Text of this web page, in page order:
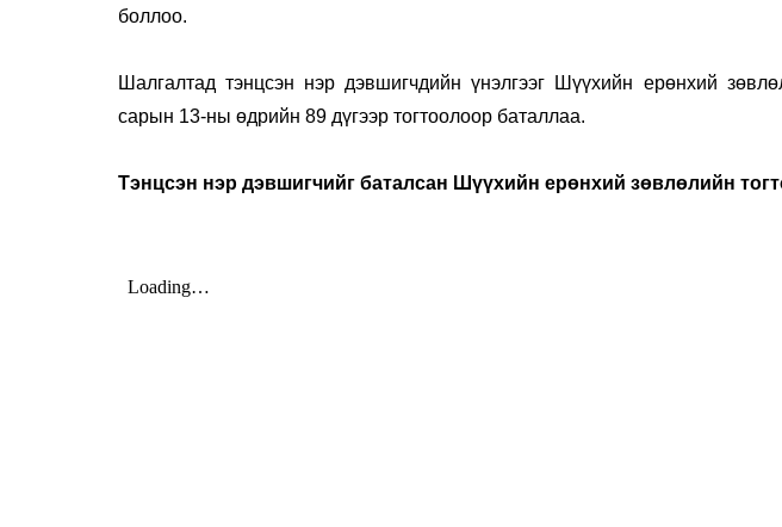
боллоо.
Шалгалтад тэнцсэн нэр дэвшигчдийн үнэлгээг Шүүхийн ерөнхий
сарын 13-ны өдрийн 89 дүгээр тогтоолоор баталлаа.
Тэнцсэн нэр дэвшигчийг баталсан Шүүхийн ерөнхий зөвлөлийн